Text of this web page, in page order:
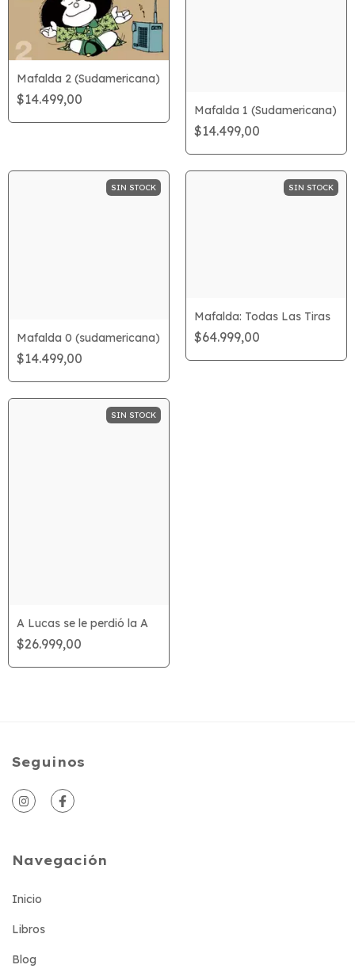
Mafalda 2 (Sudamericana)
$14.499,00
Mafalda 1 (Sudamericana)
$14.499,00
SIN STOCK
Mafalda 0 (sudamericana)
$14.499,00
SIN STOCK
Mafalda: Todas Las Tiras
$64.999,00
SIN STOCK
A Lucas se le perdió la A
$26.999,00
Seguinos
Navegación
Inicio
Libros
Blog